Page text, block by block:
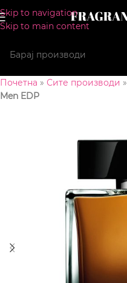
Skip to navigation
Skip to main content
Почетна » Сите производи »
Men EDP